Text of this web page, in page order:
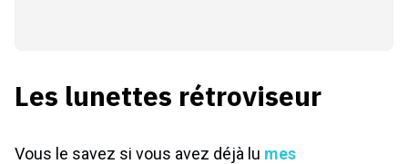
Les lunettes rétroviseur
Vous le savez si vous avez déjà lu mes